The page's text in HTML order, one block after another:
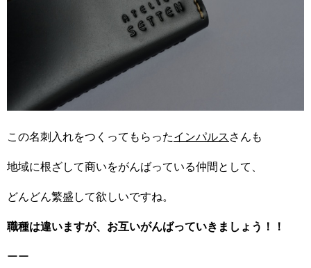
この名刺入れをつくってもらったインパルス さんも
地域に根ざして商いをがんばっている仲間として、
どんどん繁盛して欲しいですね。
職種は違いますが、お互いがんばっていきましょう！！
ーー